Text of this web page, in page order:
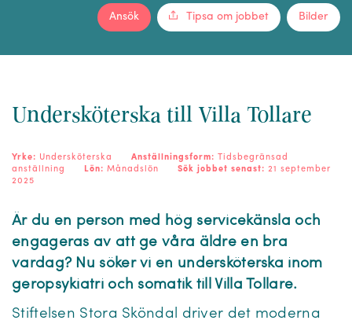
Bilder
Tipsa om jobbet
Ansök
Undersköterska till Villa Tollare
Yrke: Undersköterska Anställningsform:
Tidsbegränsad
anställning
Lön: Månadslön Sök jobbet senast: 21 september
2025
Är du en person med hög servicekänsla och
engageras av att ge våra äldre en bra
vardag? Nu söker vi en undersköterska inom
geropsykiatri och somatik till Villa Tollare.
Stiftelsen Stora Sköndal driver det moderna